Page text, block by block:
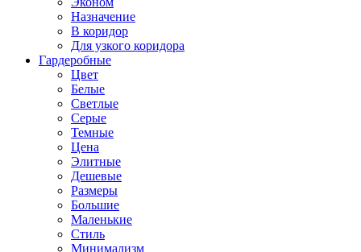
Назначение
В коридор
Для узкого коридора
Гардеробные
Цвет
Белые
Светлые
Серые
Темные
Цена
Элитные
Дешевые
Размеры
Большие
Маленькие
Стиль
Минимализм